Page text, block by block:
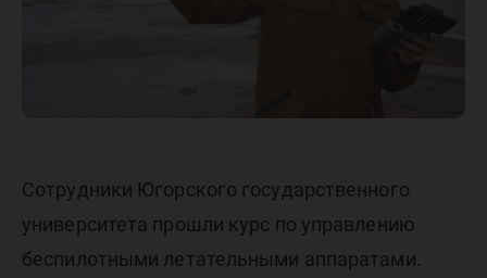
Сотрудники Югорского государственного
университета прошли курс по управлению
беспилотными летательными аппаратами.